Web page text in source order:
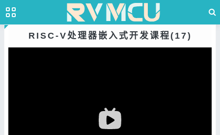
RISC-V处理器嵌入式开发课程(17)